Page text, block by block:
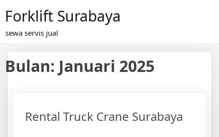
Forklift Surabaya
sewa servis jual
Bulan: Januari 2025
Rental Truck Crane Surabaya